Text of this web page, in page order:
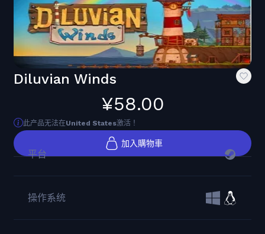
Diluvian Winds
¥58.00
此产品无法在United States激活！
加入購物車
平台
操作系统